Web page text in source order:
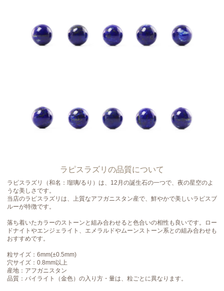
ラピスラズリの品質について
ラピスラズリ（和名：瑠璃/るり）は、12月の誕生石の一つで、夜の星空のよ
うな美しさです。
当店のラピスラズリは、上質なアフガニスタン産で、鮮やかで美しいラピスブ
ルーが特徴です。
落ち着いたカラーのストーンと組み合わせると色合いの相性も良いです。ロー
ドナイトやエンジェライト、エメラルドやムーンストーン系との組み合わせも
おすすめです。
粒サイズ：6mm(±0.5mm)
穴サイズ：0.8mm以上
産地：アフガニスタン
品質：パイライト（金色）の入り方・量は、粒ごとに異なります。